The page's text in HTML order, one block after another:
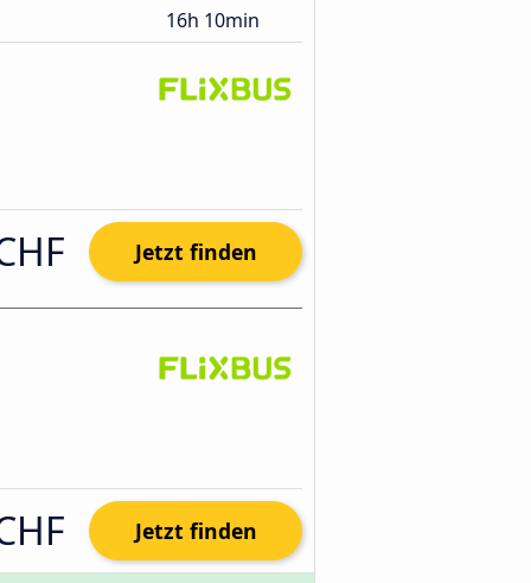
16h 10min
Jetzt finden
Jetzt finden